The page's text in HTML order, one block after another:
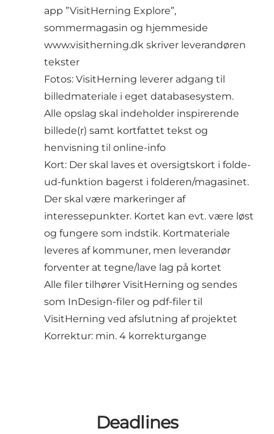
app ”VisitHerning Explore”,
sommermagasin og hjemmeside
www.visitherning.dk skriver leverandøren
tekster
Fotos: VisitHerning leverer adgang til
billedmateriale i eget databasesystem.
Alle opslag skal indeholder inspirerende
billede(r) samt kortfattet tekst og
henvisning til online-info
Kort: Der skal laves et oversigtskort i folde-
ud-funktion bagerst i folderen/magasinet.
Der skal være markeringer af
interessepunkter. Kortet kan evt. være løst
og fungere som indstik. Kortmateriale
leveres af kommuner, men leverandør
forventer at tegne/lave lag på kortet
Alle filer tilhører VisitHerning og sendes
som InDesign-filer og pdf-filer til
VisitHerning ved afslutning af projektet
Korrektur: min. 4 korrekturgange
Deadlines